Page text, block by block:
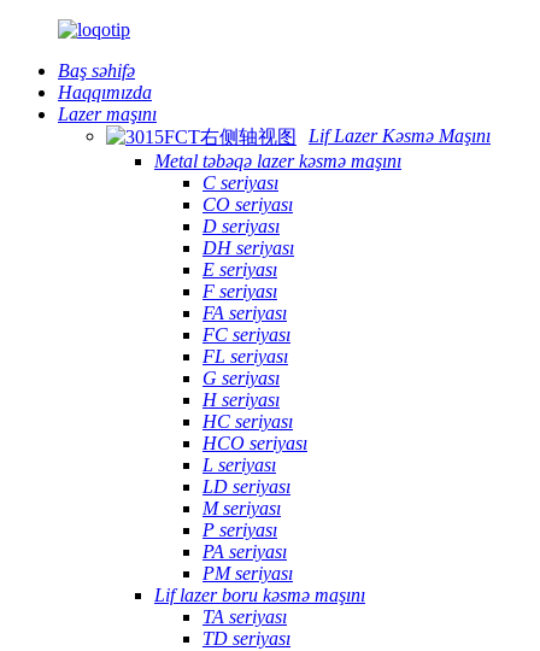
Baş səhifə
Haqqımızda
Lazer maşını
Lif Lazer Kəsmə Maşını
Metal təbəqə lazer kəsmə maşını
C seriyası
CO seriyası
D seriyası
DH seriyası
E seriyası
F seriyası
FA seriyası
FC seriyası
FL seriyası
G seriyası
H seriyası
HC seriyası
HCO seriyası
L seriyası
LD seriyası
M seriyası
P seriyası
PA seriyası
PM seriyası
Lif lazer boru kəsmə maşını
TA seriyası
TD seriyası